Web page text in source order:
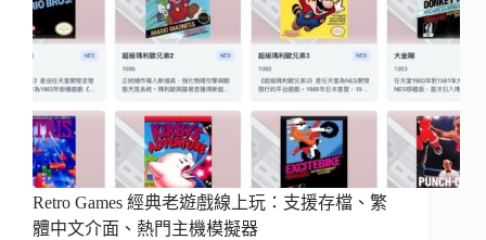
Retro Games 經典老遊戲線上玩：支援存檔、繁
體中文介面、熱門主機模擬器